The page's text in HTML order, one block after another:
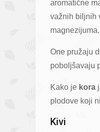
aromatične
važnih biljnih
One pružaju
poboljšavaju
Kako je kora
plodove koji
Kivi